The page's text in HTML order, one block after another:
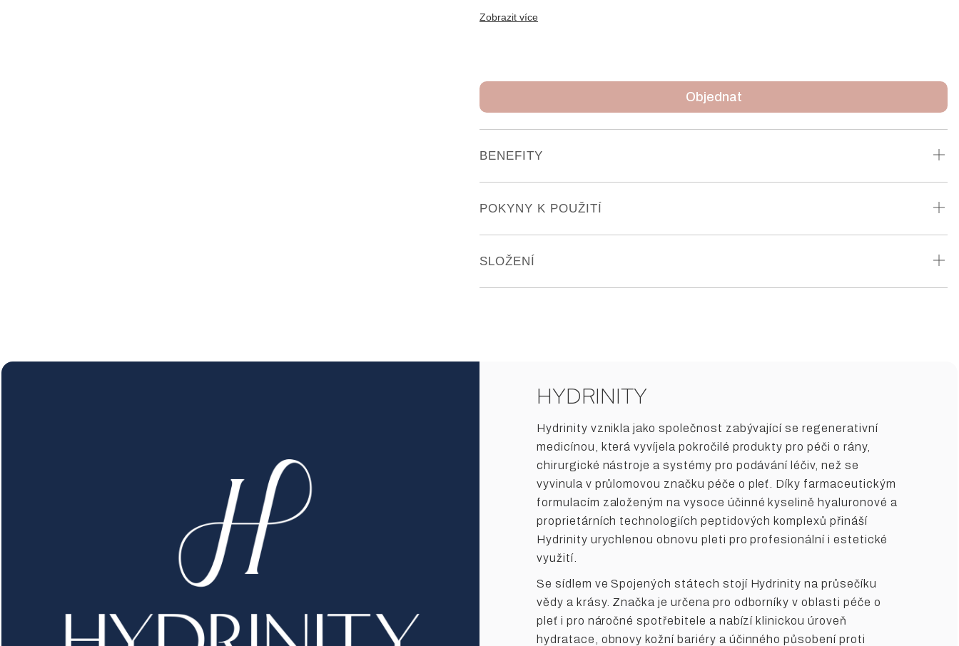
stresovanou pleť. Přináší komfort, čistotu a klid při každém použití.
Zobrazit více
Objednat
BENEFITY
- Vyrovnává pH
- Dermatologicky schváleno
POKYNY K POUŽITÍ
SLOŽENÍ
HYDRINITY
Hydrinity vznikla jako společnost zabývající se regenerativní
medicínou, která vyvíjela pokročilé produkty pro péči o rány,
chirurgické nástroje a systémy pro podávání léčiv, než se
vyvinula v průlomovou značku péče o pleť. Díky farmaceutickým
formulacím založeným na vysoce účinné kyselině hyaluronové a
proprietárních technologiích peptidových komplexů přináší
Hydrinity urychlenou obnovu pleti pro profesionální i estetické
využití.
Se sídlem ve Spojených státech stojí Hydrinity na průsečíku
vědy a krásy. Značka je určena pro odborníky v oblasti péče o
pleť i pro náročné spotřebitele a nabízí klinickou úroveň
hydratace, obnovy kožní bariéry a účinného působení proti